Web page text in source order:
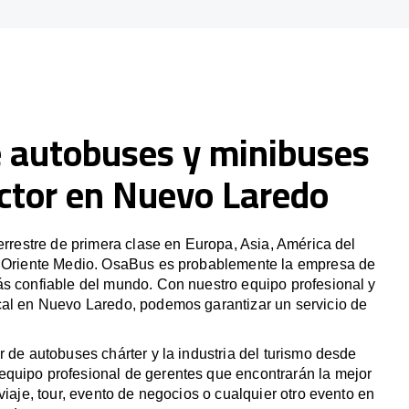
y minibuses
en Nuevo Laredo
de primera clase en Europa, Asia, América del
Medio. OsaBus es probablemente la empresa de
confiable del mundo. Con nuestro equipo profesional y
en Nuevo Laredo, podemos garantizar un servicio de
de autobuses chárter y la industria del turismo desde
profesional de gerentes que encontrarán la mejor
tour, evento de negocios o cualquier otro evento en